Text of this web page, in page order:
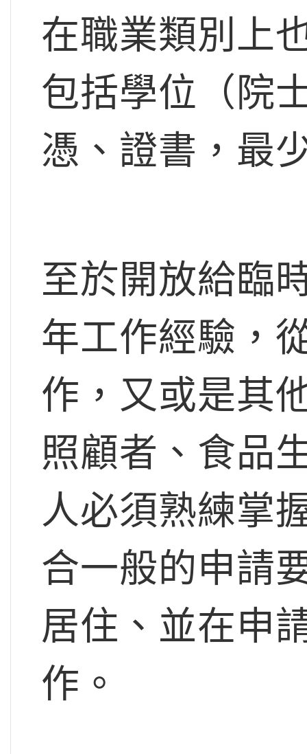
在職業類別上
包括學位（院
憑、證書，最
至於開放給臨
年工作經驗，
作，又或是其
照顧者、食品
人必須熟練掌
合一般的申請
居住、並在申
作。